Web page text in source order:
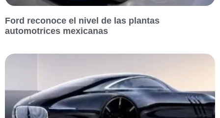
Ford reconoce el nivel de las plantas
automotrices mexicanas